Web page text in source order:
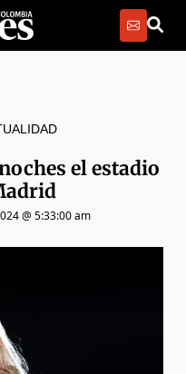
el estadio
@ 5:33:00 am